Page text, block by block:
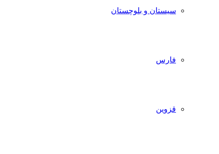
سیستان و بلوچستان
فارس
قزوین